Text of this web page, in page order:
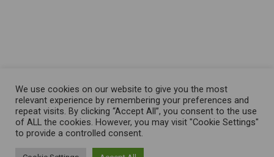
We use cookies on our website to give you the most
relevant experience by remembering your preferences and
repeat visits. By clicking “Accept All”, you consent to the use
of ALL the cookies. However, you may visit "Cookie Settings"
to provide a controlled consent.